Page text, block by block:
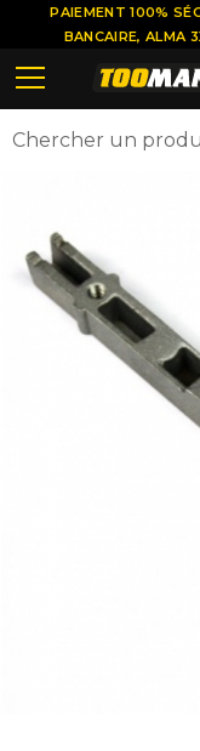
PAIEMENT 100%
BANCAIRE, ALMA